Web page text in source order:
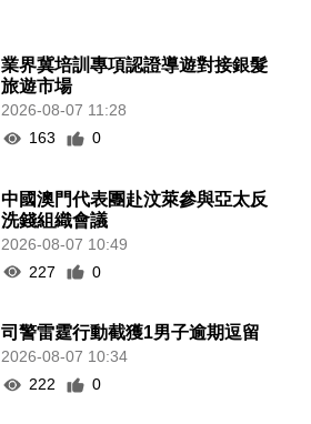
業界冀培訓專項認證導遊對接銀髮
旅遊市場
2026-08-07 11:28
163
0
中國澳門代表團赴汶萊參與亞太反
洗錢組織會議
2026-08-07 10:49
227
0
司警雷霆行動截獲1男子逾期逗留
2026-08-07 10:34
222
0